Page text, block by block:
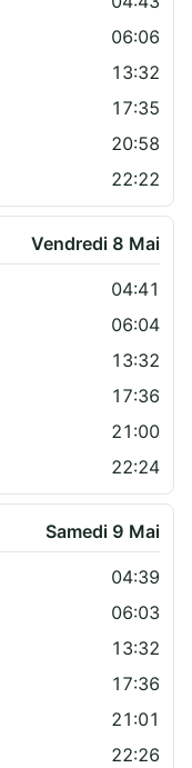
06:06
13:32
17:35
20:58
22:22
Vendredi 8 Mai
04:41
06:04
13:32
17:36
21:00
22:24
Samedi 9 Mai
04:39
06:03
13:32
17:36
21:01
22:26